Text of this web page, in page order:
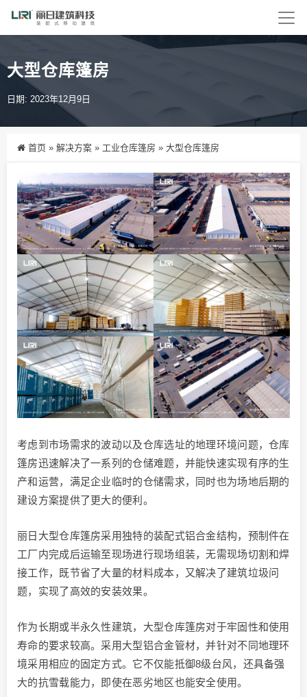
大型仓库篷房
日期: 2023年12月9日
首页 » 解决方案 » 工业仓库篷房 » 大型仓库篷房
考虑到市场需求的波动以及仓库选址的地理环境问题，仓库
篷房迅速解决了一系列的仓储难题，并能快速实现有序的生
产和运营，满足企业临时的仓储需求，同时也为场地后期的
建设方案提供了更大的便利。
丽日大型仓库篷房采用独特的装配式铝合金结构，预制件在
工厂内完成后运输至现场进行现场组装，无需现场切割和焊
接工作，既节省了大量的材料成本，又解决了建筑垃圾问
题，实现了高效的安装效果。
作为长期或半永久性建筑，大型仓库篷房对于牢固性和使用
寿命的要求较高。采用大型铝合金管材，并针对不同地理环
境采用相应的固定方式。它不仅能抵御8级台风，还具备强
大的抗雪载能力，即使在恶劣地区也能安全使用。